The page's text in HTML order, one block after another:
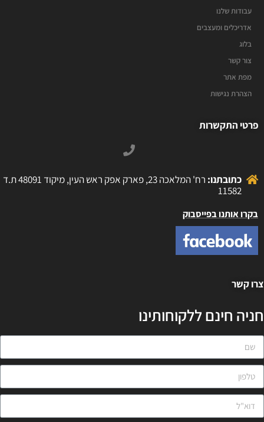
עבודות שלנו
אדריכלים ומעצבים
בלוג
צור קשר
מפת אתר
הצהרת נגישות
פרטי התקשרות
כתובתנו:
רח' המלאכה 23, פארק אפק ראש העין, מיקוד 48091 ת.ד
11582
בקרו אותנו בפייסבוק
קשר
חינם ללקוחותינו